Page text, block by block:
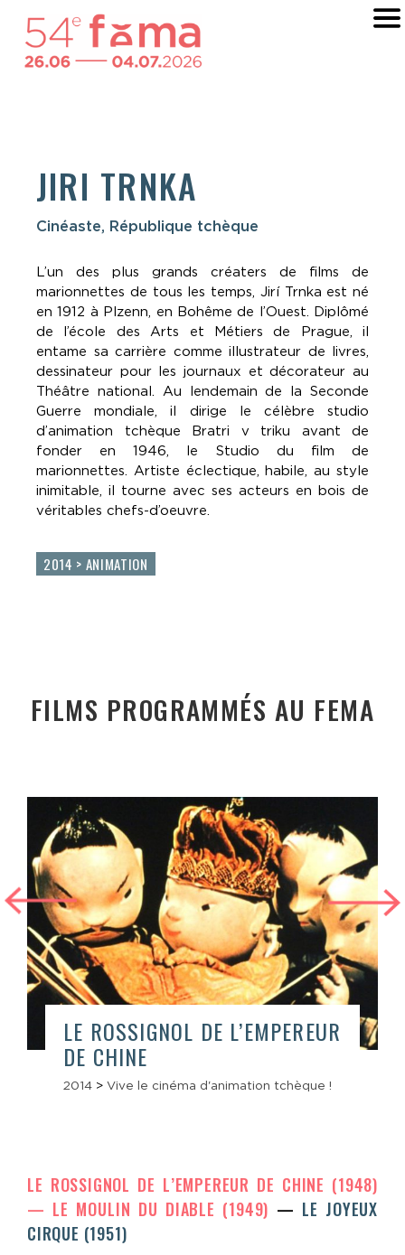
JIRI TRNKA
Cinéaste, République tchèque
L’un des plus grands créaters de films de
marionnettes de tous les temps, Jirí Trnka est né
en 1912 à Plzenn, en Bohême de l’Ouest. Diplômé
de l’école des Arts et Métiers de Prague, il
entame sa carrière comme illustrateur de livres,
dessinateur pour les journaux et décorateur au
Théâtre national. Au lendemain de la Seconde
Guerre mondiale, il dirige le célèbre studio
d’animation tchèque Bratri v triku avant de
fonder en 1946, le Studio du film de
marionnettes. Artiste éclectique, habile, au style
inimitable, il tourne avec ses acteurs en bois de
véritables chefs-d’oeuvre.
2014 > ANIMATION
FILMS PROGRAMMÉS AU FEMA
LE ROSSIGNOL DE L’EMPEREUR
DE CHINE
2014 > Vive le cinéma d'animation tchèque !
LE ROSSIGNOL DE L’EMPEREUR DE CHINE (1948)
LE MOULIN DU DIABLE (1949)
LE JOYEUX
CIRQUE (1951)